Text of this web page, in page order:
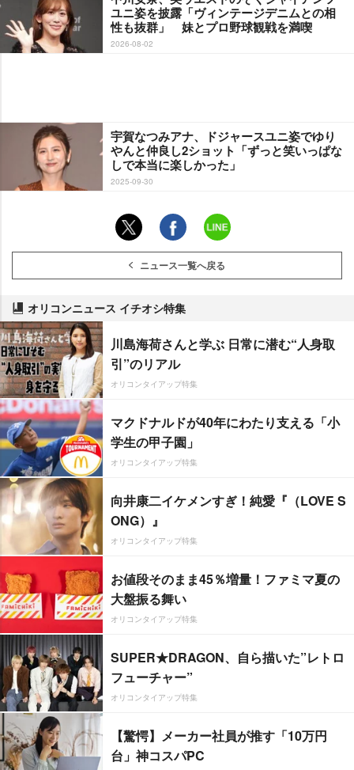
ユニ姿を披露「ヴィンテージデニムとの相
性も抜群」 妹とプロ野球観戦を満喫
2026-08-02
宇賀なつみアナ、ドジャースユニ姿でゆり
んと仲良し2ショット「ずっと笑いっぱな
しで本当に楽しかった」
2025-09-30
ニュース一覧へ戻る
オリコンニュース イチオシ特集
川島海荷さんと学ぶ 日常に潜む“人身取
引”のリアル
オリコンタイアップ特集
マクドナルドが40年にわたり支える「小
学生の甲子園」
オリコンタイアップ特集
向井康二イケメンすぎ！純愛『（LOVE S
ONG）』
オリコンタイアップ特集
お値段そのまま45％増量！ファミマ夏の
大盤振る舞い
オリコンタイアップ特集
SUPER★DRAGON、自ら描いた”レトロ
フューチャー”
オリコンタイアップ特集
【驚愕】メーカー社員が推す「10万円
台」神コスパPC